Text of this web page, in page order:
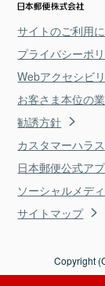
サイトのご利用
プライバシーポ
Webアクセシビ
お客さま本位の
勧誘方針
カスタマーハラ
日本郵便公式ア
ソーシャルメデ
サイトマップ
Copyright